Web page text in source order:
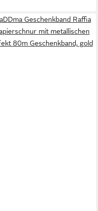
Geschenkband Raffia
mit metallischen
80m Geschenkband, gold